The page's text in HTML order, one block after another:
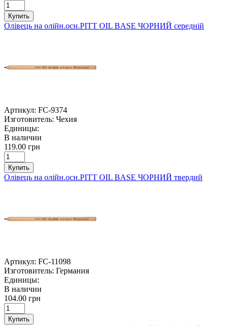
Купить
Олівець на олійн.осн.PITT OIL BASE ЧОРНИЙ середній
Артикул: FC-9374
Изготовитель: Чехия
Единицы:
В наличии
119.00 грн
Купить
Олівець на олійн.осн.PITT OIL BASE ЧОРНИЙ твердий
Артикул: FC-11098
Изготовитель: Германия
Единицы:
В наличии
104.00 грн
Купить